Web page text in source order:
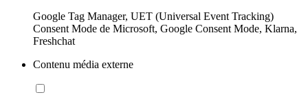
Google Tag Manager, UET (Universal Event Tracking)
Consent Mode de Microsoft, Google Consent Mode, Klarna,
Freshchat
Contenu média externe